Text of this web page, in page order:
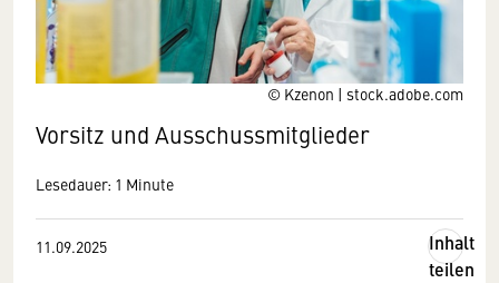
© Kzenon | stock.adobe.com
Vorsitz und Ausschussmitglieder
Lesedauer: 1 Minute
11.09.2025
Inhalt
teilen